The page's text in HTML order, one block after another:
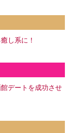
し系に！
デートを成功させ